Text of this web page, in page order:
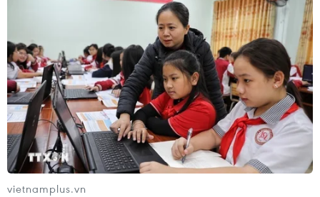
vietnamplus.vn